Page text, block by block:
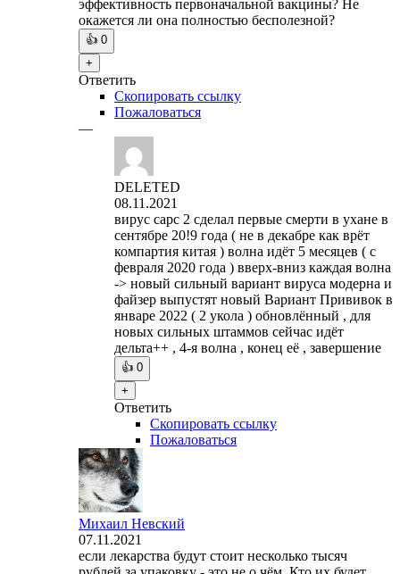
эффективность первоначальной вакцины? Не
окажется ли она полностью бесполезной?
👍 0
+
Ответить
Скопировать ссылку
Пожаловаться
—
DELETED
08.11.2021
вирус сарс 2 сделал первые смерти в ухане в
сентябре 20!9 года ( не в декабре как врёт
компартия китая ) волна идёт 5 месяцев ( с
февраля 2020 года ) вверх-вниз каждая волна
-> новый сильный вариант вируса модерна и
файзер выпустят новый Вариант Прививок в
январе 2022 ( 2 укола ) обновлённый , для
новых сильных штаммов сейчас идёт
дельта++ , 4-я волна , конец её , завершение
👍 0
+
Ответить
Скопировать ссылку
Пожаловаться
Михаил Невский
07.11.2021
если лекарства будут стоит несколько тысяч